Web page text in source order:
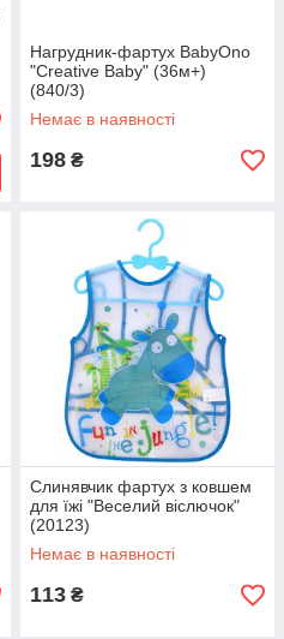
Нагрудник-фартух BabyOno
"Creative Baby" (36м+)
(840/3)
Немає в наявності
198 ₴
Слинявчик фартух з ковшем
для їжі "Веселий віслючок"
(20123)
Немає в наявності
113 ₴